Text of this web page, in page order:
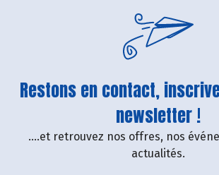
Restons en contact,
newsletter !
....et retrouvez nos offres, nos
actualités.